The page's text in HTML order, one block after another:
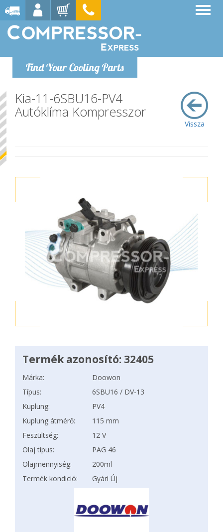
Find Your Cooling Parts
Vissza
Kia-11-6SBU16-PV4
Autóklíma Kompresszor
Termék azonosító: 32405
Márka:
Doowon
Típus:
6SBU16 / DV-13
Kuplung:
PV4
Kuplung átmérő:
115 mm
Feszültség:
12 V
Olaj típus:
PAG 46
Olajmennyiség:
200ml
Termék kondició:
Gyári Új